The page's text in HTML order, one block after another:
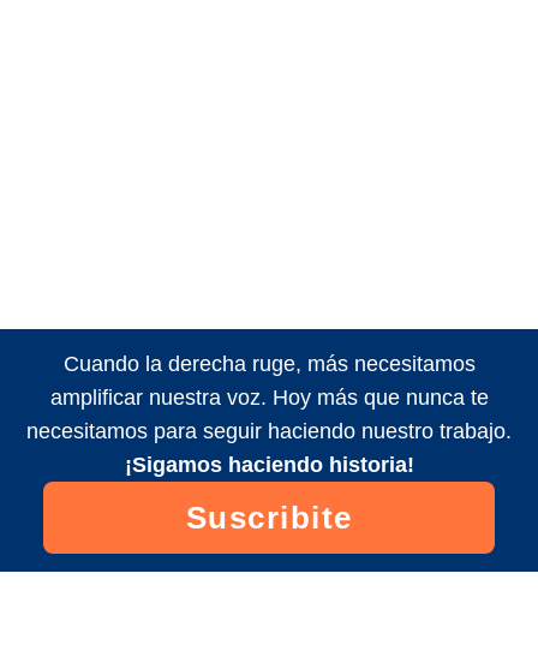
Cuando la derecha ruge, más necesitamos
amplificar nuestra voz. Hoy más que nunca te
necesitamos para seguir haciendo nuestro trabajo.
¡Sigamos haciendo historia!
Suscribite